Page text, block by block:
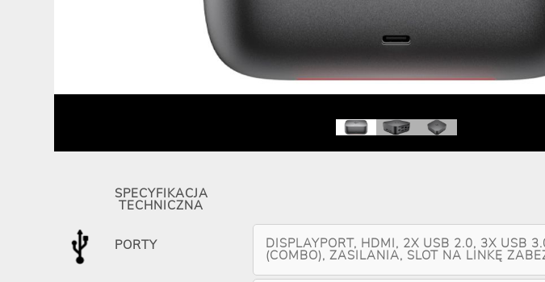
SPECYFIKACJA
TECHNICZNA
PORTY DISPLAYPORT, HDMI, 2X USB 2.0, 3X USB
(COMBO), ZASILANIA, SLOT NA LINKĘ